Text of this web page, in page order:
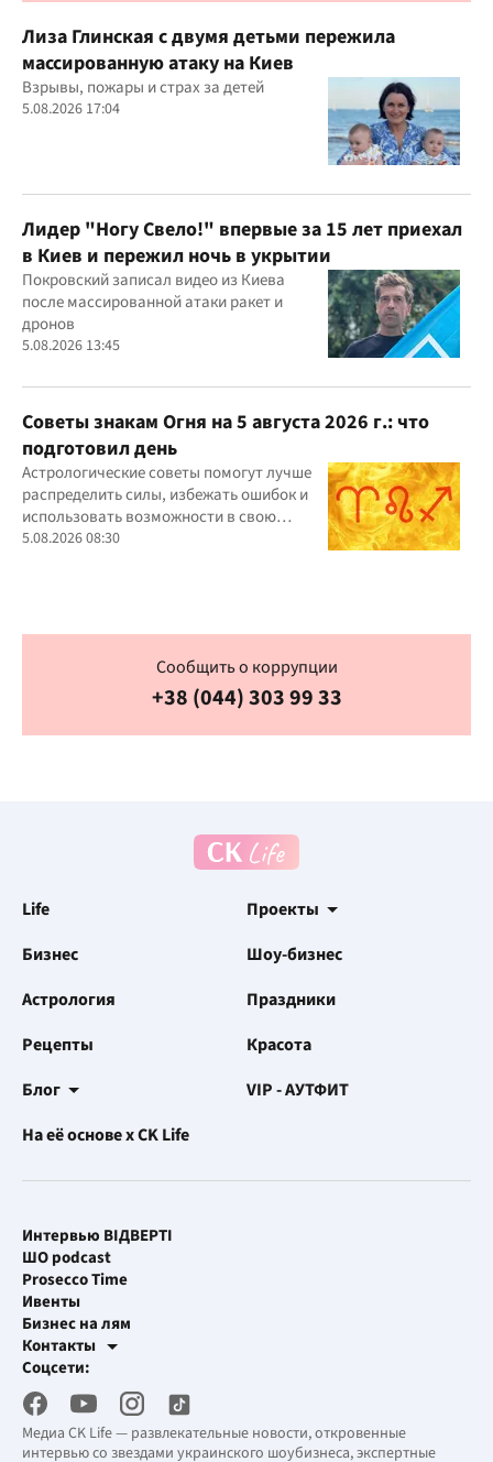
Лиза Глинская с двумя детьми пережила
массированную атаку на Киев
Взрывы, пожары и страх за детей
5.08.2026 17:04
Лидер "Ногу Свело!" впервые за 15 лет приехал
в Киев и пережил ночь в укрытии
Покровский записал видео из Киева
после массированной атаки ракет и
дронов
5.08.2026 13:45
Советы знакам Огня на 5 августа 2026 г.: что
подготовил день
Астрологические советы помогут лучше
распределить силы, избежать ошибок и
использовать возможности в свою
пользу
5.08.2026 08:30
Сообщить о коррупции
+38 (044) 303 99 33
Life
Проекты
Бизнес
Шоу-бизнес
Астрология
Праздники
Рецепты
Красота
Блог
VIP - АУТФИТ
На её основе x CK Life
Медиа CK Life — развлекательные новости, откровенные
интервью со звездами украинского шоубизнеса, экспертные
Интервью ВІДВЕРТІ
ШО podcast
Prosecco Time
Ивенты
Бизнес на лям
Контакты
Рекламные интеграции
Рабочая почта
Соцсети: